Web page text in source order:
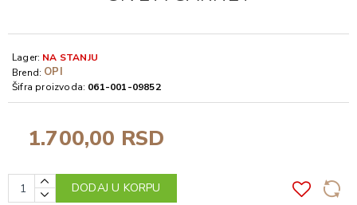
1.700,00 RSD
Lager: NA STANJU
Brend: OPI
Šifra proizvoda: 061-001-09852
DODAJ U KORPU